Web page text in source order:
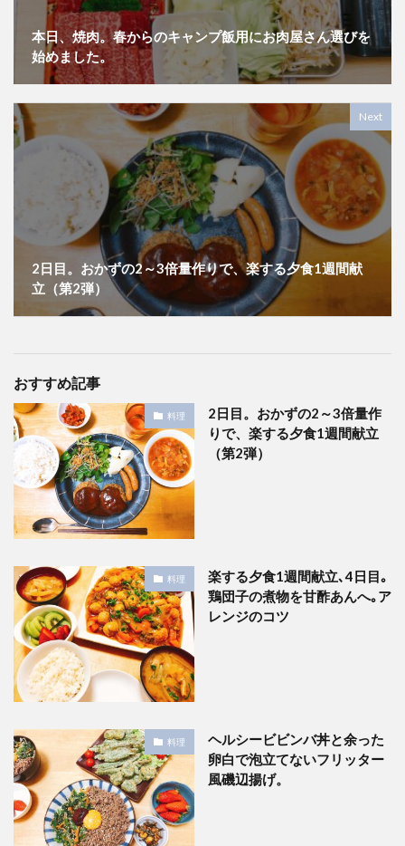
本日、焼肉。春からのキャンプ飯用にお肉屋さん選びを
始めました。
Next
2日目。おかずの2～3倍量作りで、楽する夕食1週間献
立（第2弾）
おすすめ記事
料理
2日目。おかずの2～3倍量作
りで、楽する夕食1週間献立
（第2弾）
料理
楽する夕食1週間献立､4日目｡
鶏団子の煮物を甘酢あんへ｡ア
レンジのコツ
料理
ヘルシービビンバ丼と余った
卵白で泡立てないフリッター
風磯辺揚げ。